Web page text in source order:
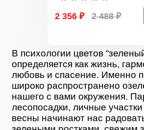
2 356 ₽ 2 488 ₽
В психологии цветов
определяется как жизнь,
любовь и спасение. Именно
широко распространено
нашего с вами окружения.
лесопосадки, личные
весны начинают нас